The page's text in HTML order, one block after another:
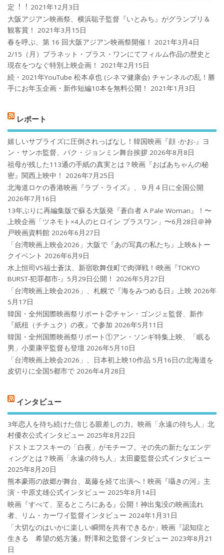
定︕︕ 2021年12月3日
大阪アジアン映画祭、横浜聡子監督『いとみち』がグランプリ＆
観客賞！
2021年3月15日
春を呼ぶ、第 16 回大阪アジアン映画祭開催！
2021年3月4日
2/15（月）プラネット・プラス・ワンにてフィルム作品の歴史と
現在をつなぐ特別上映企画！
2021年2月15日
続・2021年YouTube 松本卓也 (シネマ健康会) チャンネルの乱！勝
手にお年玉企画・新作短編10本を無料公開！
2021年1月3日
レポート
嬉しいサプライズに圧倒されっぱなし！韓国映画『顔 -かお-』ヨ
ン・サンホ監督、パク・ジョンミン舞台挨拶 2026年8月8日
祖母が残した113通の手紙の真実とは？映画『おばあちゃんの秘
密』関西上映中！
2026年7月25日
北海道ロケの香港映画『ラブ・ライズ』、９月４日に全国公開
2026年7月16日
13年ぶりに再編集版で蘇る大阪発『蒼白者 A Pale Woman』！〜
上映企画「ツネモト×4人のヒロイン プラスワン」〜6月28日＠神
戸映画資料館 2026年6月27日
「台湾映画上映会2026」大阪で『あの写真の私たち』上映&トー
クイベント 2026年6月9日
水上恒司VS福士蒼汰、新宿歌舞伎町で肉弾戦！!映画『TOKYO
BURST-犯罪都市-』5月29日公開！
2026年5月27日
「台湾映画上映会2026」、札幌で『海をみつめる日』上映 2026年
5月17日
韓国・全州国際映画祭リポート②チャン・ゴンジェ監督、新作
『紙杻（チチュク）の夜』で参加 2026年5月11日
韓国・全州国際映画祭リポート①アン・ソンギ特集上映、「眠る
男」小栗康平監督も登壇 2026年5月10日
「台湾映画上映会2026」、日本初上映10作品 5月16日の北海道を
皮切りに全国5都市で 2026年4月28日
インタビュー
3年恋人を待ち続けた信じる眼差しの力。映画「永遠の待ち人」北
村優衣公式インタビュー 2025年8月22日
ドストエフスキーの「白夜」がモチーフ。その先の新たなエンデ
ィングとは？映画「永遠の待ち人」太田慶監督公式インタビュー
2025年8月20日
熊本豪雨の故郷が舞台、葛藤を経て出演へ！映画『囁きの河』主
演・中原丈雄公式インタビュー 2025年8月14日
映画『すべて、至るところにある』公開！神出鬼没の映画流れ
者、リム・カーワイ監督インタビュー 2024年1月31日
「大切なのはいかに楽しい瞬間を共有できるか」映画『認知症と
生きる 希望の処方箋』野澤和之監督インタビュー 2023年8月21
日